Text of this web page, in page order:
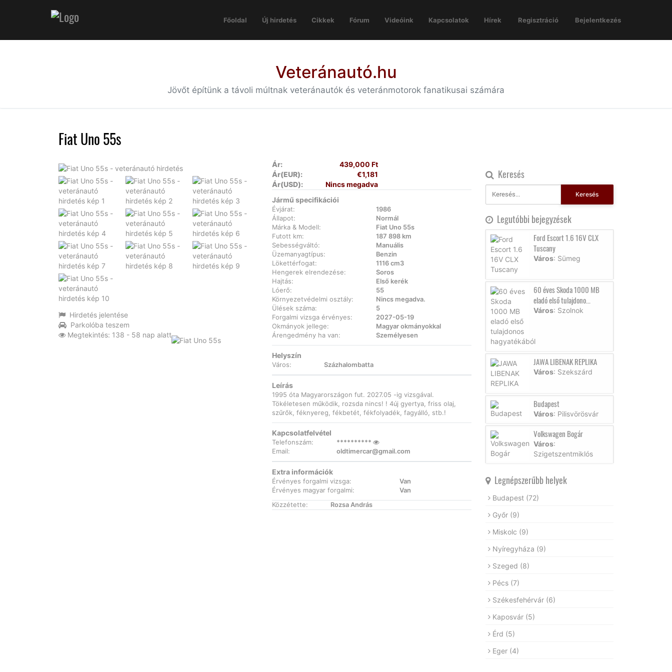
Főoldal Új hirdetés Cikkek Fórum Videóink Kapcsolatok Hírek Regisztráció Bejelentkezés
Veteránautó.hu
Jövőt építünk a távoli múltnak veteránautók és veteránmotorok fanatikusai számára
Fiat Uno 55s
Hirdetés jelentése
Parkolóba teszem
Megtekintés: 138 - 58 nap alatt
Ár:
439,000 Ft
Ár(EUR):
€1,181
Ár(USD):
Nincs megadva
Jármű specifikációi
Évjárat:
1986
Állapot:
Normál
Márka & Modell:
Fiat Uno 55s
Futott km:
187 898 km
Sebességváltó:
Manuális
Üzemanyagtípus:
Benzin
Lökettérfogat:
1116 cm3
Hengerek elrendezése:
Soros
Hajtás:
Első kerék
Lóerő:
55
Környezetvédelmi osztály:
Nincs megadva.
Ülések száma:
5
Forgalmi vizsga érvényes:
2027-05-19
Okmányok jellege:
Magyar okmányokkal
Árengedmény ha van:
Személyesen
Helyszín
Város: Százhalombatta
Leírás
1995 óta Magyarországon fut. 2027.05 -ig vizsgával.
Tökéletesen működik, rozsda nincs! ! 4új gyertya, friss olaj,
szűrők, féknyereg, fékbetét, fékfolyadék, fagyálló, stb.!
Kapcsolatfelvétel
Telefonszám:
**********
Email:
oldtimercar@gmail.com
Extra információk
Érvényes forgalmi vizsga:
Van
Érvényes magyar forgalmi:
Van
Közzétette:
Rozsa András
Keresés
Keresés
Legutóbbi bejegyzések
Ford Escort 1.6 16V CLX
Tuscany
Város: Sümeg
60 éves Skoda 1000 MB
eladó első tulajdono...
Város: Szolnok
JAWA LIBENAK REPLIKA
Város: Szekszárd
Budapest
Város: Pilisvörösvár
Volkswagen Bogár
Város:
Szigetszentmiklós
Legnépszerűbb helyek
Budapest (72)
Győr (9)
Miskolc (9)
Nyíregyháza (9)
Szeged (8)
Pécs (7)
Székesfehérvár (6)
Kaposvár (5)
Érd (5)
Eger (4)